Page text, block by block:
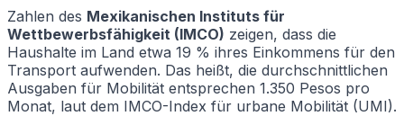
Zahlen des Mexikanischen Instituts für
Wettbewerbsfähigkeit (IMCO) zeigen, dass die
Haushalte im Land etwa 19 % ihres Einkommens für den
Transport aufwenden. Das heißt, die durchschnittlichen
Ausgaben für Mobilität entsprechen 1.350 Pesos pro
Monat, laut dem IMCO-Index für urbane Mobilität (UMI).